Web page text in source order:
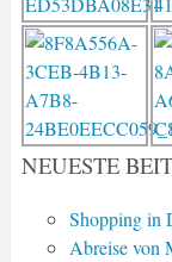
NEUESTE
Shopping in
Abreise von